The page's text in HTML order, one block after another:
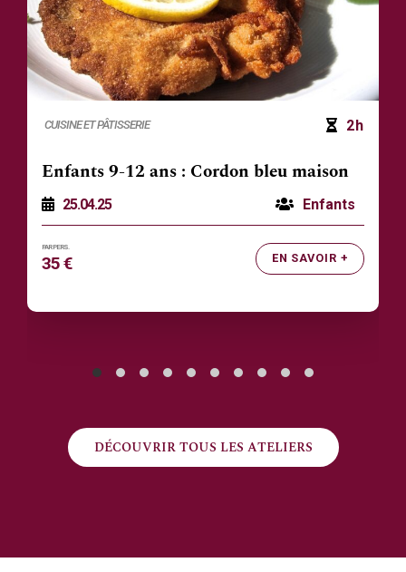
CUISINE ET PÂTISSERIE 2h
Enfants 9-12 ans : Cordon bleu maison
Enfants
25.04.25
EN SAVOIR +
35 €
DÉCOUVRIR TOUS LES ATELIERS